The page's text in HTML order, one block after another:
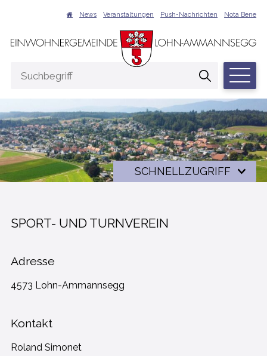
News Veranstaltungen Push-Nachrichten Nota Bene
Suchbegriff
Suche
SPORT- UND TURNVEREIN
Adresse
4573 Lohn-Ammannsegg
Kontakt
Roland Simonet
Schnellzugriff
SCHNELLZUGRIFF